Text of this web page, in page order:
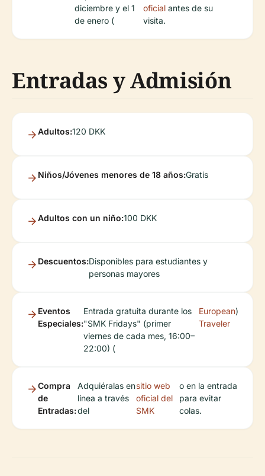
diciembre y el 1
de enero (
oficialantes de su
visita.
Entradas y Admisión
Adultos:120 DKK
Niños/Jóvenes menores de 18 años:Gratis
Adultos con un niño:100 DKK
Descuentos:Disponibles para estudiantes y
personas mayores
Eventos
Especiales:
Entrada gratuita durante los
"SMK Fridays" (primer
viernes de cada mes, 16:00–
22:00) (
European
Traveler
)
Compra
de
Entradas:
Adquiéralas en
línea a través
del
sitio web
oficial del
SMK
o en la entrada
para evitar
colas.